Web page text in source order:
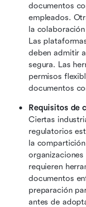
documentos
empleados.
la
Las
deben admitir
segura. Las
permisos
documentos
Requisitos de
Ciertas
regulatorios
la
requieren
documentos
preparación
antes de